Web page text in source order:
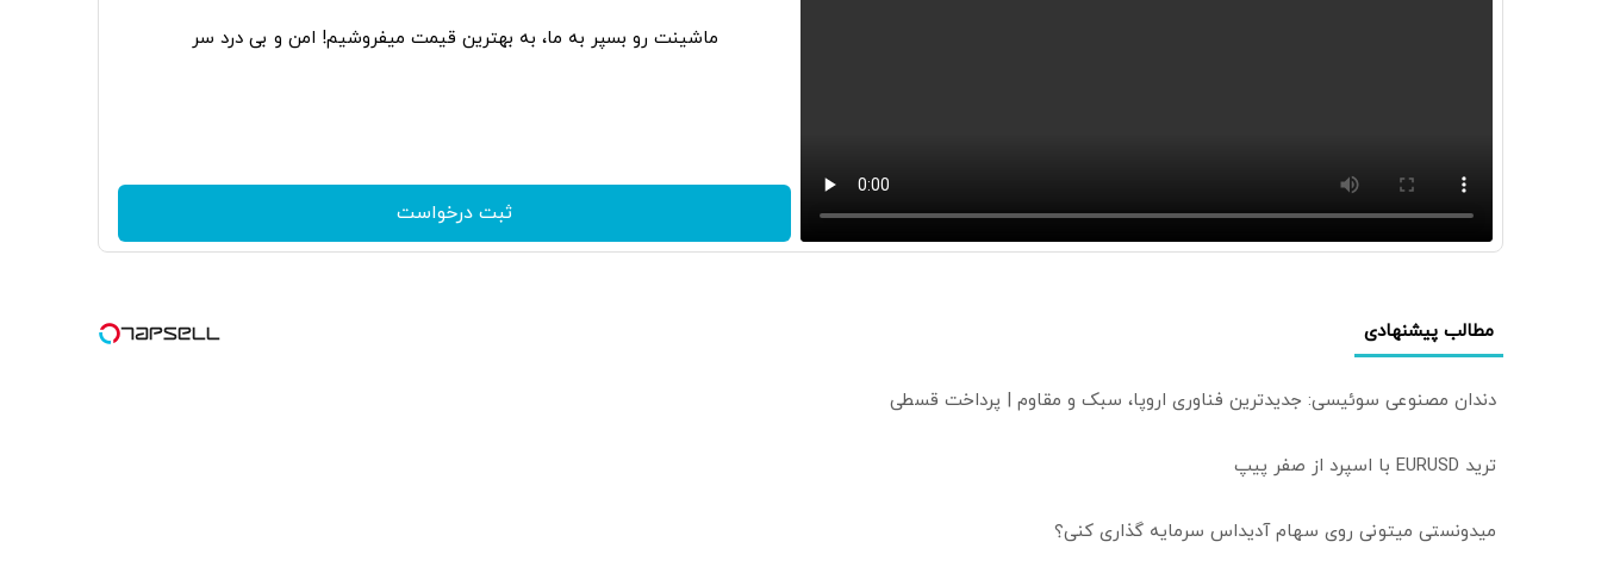
ماشینت رو بسپر به ما، به بهترین قیمت میفروشیم! امن و بی درد سر
ثبت درخواست
مطالب پیشنهادی
دندان مصنوعی سوئیسی: جدیدترین فناوری اروپا، سبک و مقاوم | پرداخت قسطی
ترید EURUSD با اسپرد از صفر پیپ
میدونستی میتونی روی سهام آدیداس سرمایه گذاری کنی؟